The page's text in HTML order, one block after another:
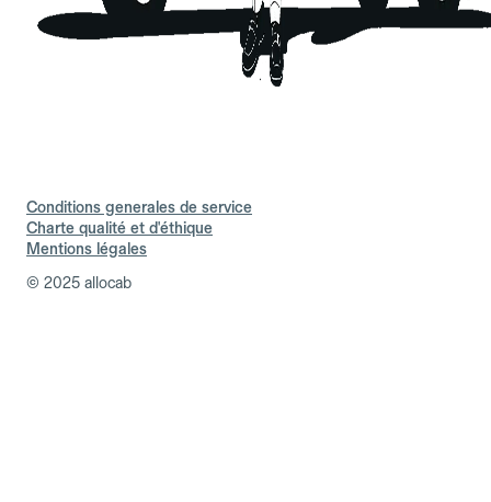
Conditions generales de service
Charte qualité et d'éthique
Mentions légales
© 2025 allocab